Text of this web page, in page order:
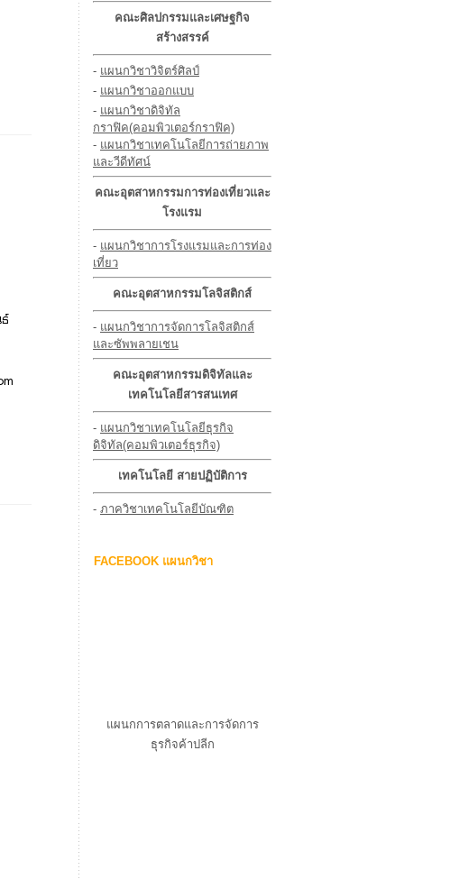
คณะศิลปกรรมและเศษฐกิจ
สร้างสรรค์
- แผนกวิชาวิจิตร์ศิลป์
- แผนกวิชาออกแบบ
- แผนกวิชาดิจิทัล
กราฟิค(คอมพิวเตอร์กราฟิค)
- แผนกวิชาเทคโนโลยีการถ่ายภาพ
และวีดีทัศน์
คณะอุตสาหกรรมการท่องเที่ยวและ
โรงแรม
- แผนกวิชาการโรงแรมและการท่อง
เที่ยว
คณะอุตสาหกรรมโลจิสติกส์
- แผนกวิชาการจัดการโลจิสติกส์
และซัพพลายเชน
คณะอุตสาหกรรมดิจิทัลและ
เทคโนโลยีสารสนเทศ
- แผนกวิชาเทคโนโลยีธุรกิจ
ดิจิทัล(คอมพิวเตอร์ธุรกิจ)
เทคโนโลยี สายปฏิบัติการ
- ภาควิชาเทคโนโลยีบัณฑิต
FACEBOOK แผนกวิชา
แผนกการตลาดและการจัดการ
ธุรกิจค้าปลีก